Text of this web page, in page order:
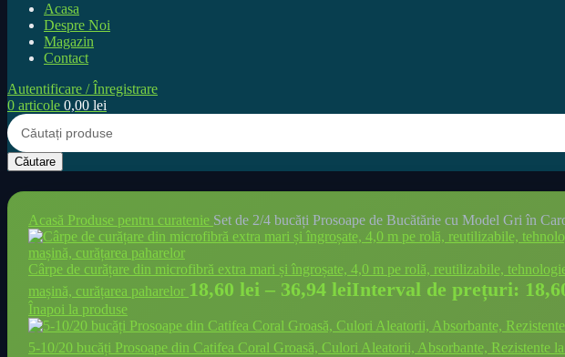
Acasa
Despre Noi
Magazin
Contact
Autentificare / Înregistrare
0 articole 0,00 lei
Căutare
Acasă Produse pentru curatenie Set de 2/4 bucăți Prosoape de Bucătărie cu Model Gri în
Cârpe de curățare din microfibră extra mari și îngroșate, 4,0 m pe rolă, reutilizabile,
mașină, curățarea paharelor 18,60 lei – 36,94 leiInterval de prețuri:
Înapoi la produse
5-10/20 bucăți Prosoape din Catifea Coral Groasă, Culori Aleatorii, Absorbante,